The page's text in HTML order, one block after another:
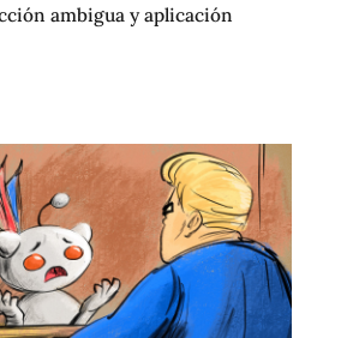
ambigua y aplicación